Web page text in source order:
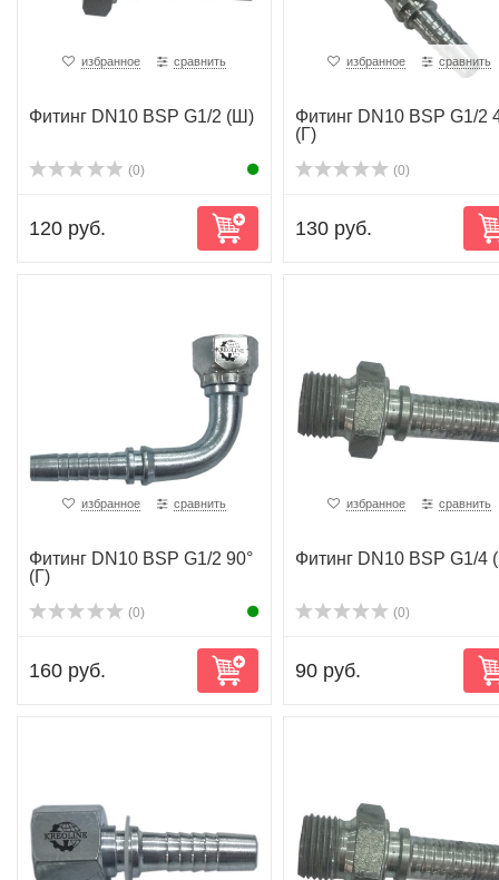
избранное сравнить
Фитинг DN10 BSP G1/2 (Ш)
(0)
120 руб.
избранное сравнить
Фитинг DN10 BSP G1/2
(Г)
(0)
130 руб.
избранное сравнить
Фитинг DN10 BSP G1/2 90°
(Г)
(0)
160 руб.
избранное сравнить
Фитинг DN10 BSP G1/4
(0)
90 руб.